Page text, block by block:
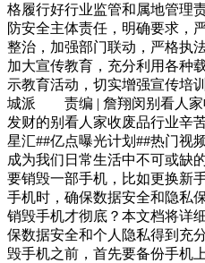
格履行好行业监管和属地管理
防安全主体责任，明确要求，
整治，加强部门联动，严格执
加大宣传教育，充分利用各种
示教育活动，切实增强宣传
城派 责编 | 詹翔闵别看人家
发财的别看人家收废品行业辛
星汇##亿点曝光计划##热门视
成为我们日常生活中不可或缺
要销毁一部手机，比如更换新
手机时，确保数据安全和隐私
销毁手机才彻底？本文档将详
保数据安全和个人隐私得到充
毁手机之前，首先要备份手机